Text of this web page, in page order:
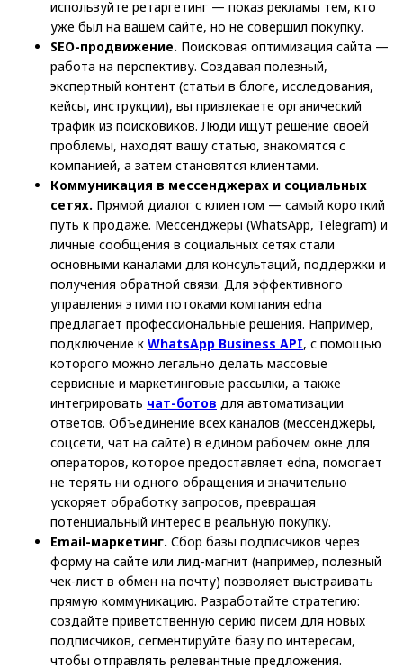
используйте ретаргетинг — показ рекламы тем, кто
уже был на вашем сайте, но не совершил покупку.
SEO-продвижение. Поисковая оптимизация сайта —
работа на перспективу. Создавая полезный,
экспертный контент (статьи в блоге, исследования,
кейсы, инструкции), вы привлекаете органический
трафик из поисковиков. Люди ищут решение своей
проблемы, находят вашу статью, знакомятся с
компанией, а затем становятся клиентами.
Коммуникация в мессенджерах и социальных
сетях. Прямой диалог с клиентом — самый короткий
путь к продаже. Мессенджеры (WhatsApp, Telegram) и
личные сообщения в социальных сетях стали
основными каналами для консультаций, поддержки и
получения обратной связи. Для эффективного
управления этими потоками компания edna
предлагает профессиональные решения. Например,
подключение к WhatsApp Business API, с помощью
которого можно легально делать массовые
сервисные и маркетинговые рассылки, а также
интегрировать чат-ботов для автоматизации
ответов. Объединение всех каналов (мессенджеры,
соцсети, чат на сайте) в едином рабочем окне для
операторов, которое предоставляет edna, помогает
не терять ни одного обращения и значительно
ускоряет обработку запросов, превращая
потенциальный интерес в реальную покупку.
Email-маркетинг. Сбор базы подписчиков через
форму на сайте или лид-магнит (например, полезный
чек-лист в обмен на почту) позволяет выстраивать
прямую коммуникацию. Разработайте стратегию:
создайте приветственную серию писем для новых
подписчиков, сегментируйте базу по интересам,
чтобы отправлять релевантные предложения.